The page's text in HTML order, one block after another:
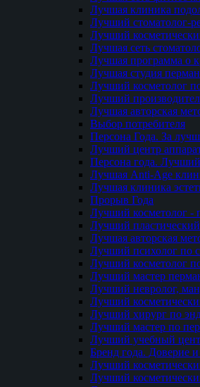
Лучшая клиника
Лучший стоматолог-
Лучший
Лучшая сеть
Лучшая программа о
Лучшая студия
Лучший косметолог
Лучший
Лучшая авторская
Выбор потребителя
Персона Года. За
Лучший центр
Персона года.
Лучшая Anti-Age
Лучшая клиника
Прорыв Года
Лучший косметолог -
Лучший
Лучшая авторская
Лучший психолог по
Лучший косметолог
Лучший мастер
Лучший невролог,
Лучший
Лучший хирург по
Лучший мастер по
Лучший учебный
Бренд года. Доверие
Лучший
Лучший